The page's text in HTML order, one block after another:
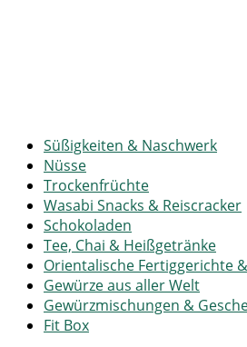
Süßigkeiten & Naschwerk
Nüsse
Trockenfrüchte
Wasabi Snacks & Reiscracker
Schokoladen
Tee, Chai & Heißgetränke
Orientalische Fertiggerichte
Gewürze aus aller Welt
Gewürzmischungen &
Fit Box